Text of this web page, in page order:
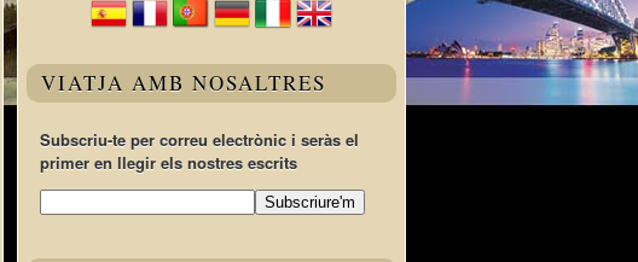
VIATJA AMB NOSALTRES
Subscriu-te per correu electrònic i seràs el
primer en llegir els nostres escrits